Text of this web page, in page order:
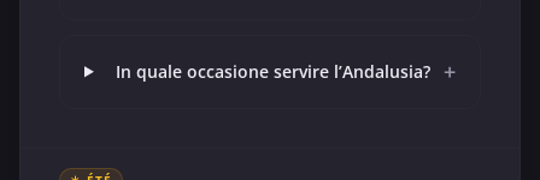
In quale occasione servire l’Andalusia? +